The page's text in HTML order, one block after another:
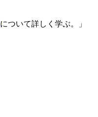
について詳しく学ぶ。」